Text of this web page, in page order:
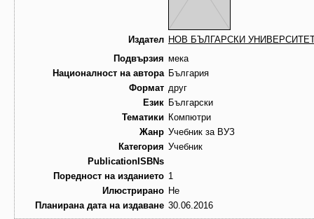
Издател НОВ БЪЛГАРСКИ
Подвързия мека
Националност на автора България
Формат друг
Език Български
Тематики Компютри
Жанр Учебник за ВУЗ
Категория Учебник
PublicationISBNs
Поредност на изданието 1
Илюстрирано Не
Планирана дата на издаване 30.06.2016